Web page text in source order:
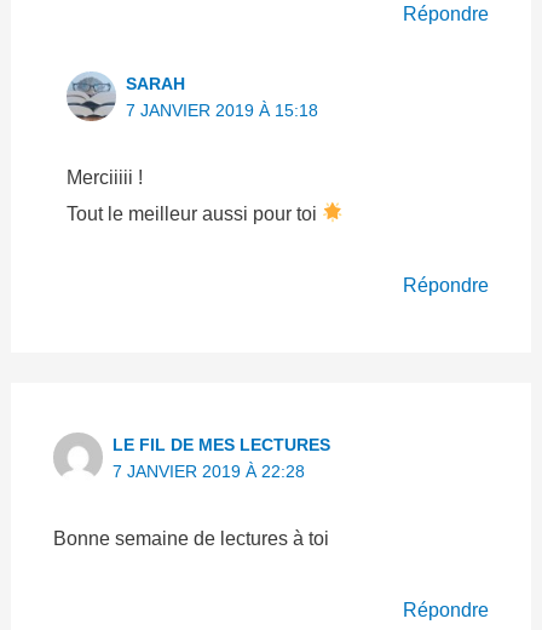
Répondre
SARAH
7 JANVIER 2019 À 15:18
Merciiiii !
Tout le meilleur aussi pour toi
Répondre
LE FIL DE MES LECTURES
7 JANVIER 2019 À 22:28
Bonne semaine de lectures à toi
Répondre